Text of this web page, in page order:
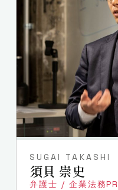
SUGAI TAKASHI
須貝 崇史
弁護士 / 企業法務